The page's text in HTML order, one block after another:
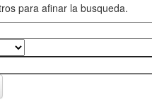
para afinar la busqueda.